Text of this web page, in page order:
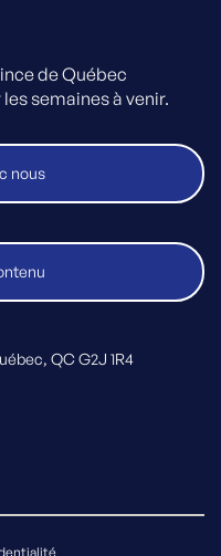
de Québec
semaines à venir.
nous
QC G2J 1R4